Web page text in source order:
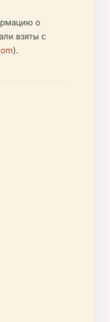
о
взяты с
).